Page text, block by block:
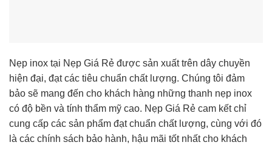
Nẹp inox tại Nẹp Giá Rẻ được sản xuất trên dây chuyền
hiện đại, đạt các tiêu chuẩn chất lượng. Chúng tôi đảm
bảo sẽ mang đến cho khách hàng những thanh nẹp inox
có độ bền và tính thẩm mỹ cao. Nẹp Giá Rẻ cam kết chỉ
cung cấp các sản phẩm đạt chuẩn chất lượng, cùng với đó
là các chính sách bảo hành, hậu mãi tốt nhất cho khách